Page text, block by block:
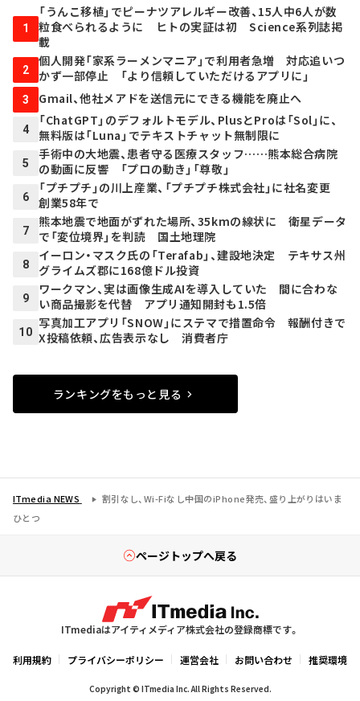
1
「うんこ移植」でピーナツアレルギー改善、15人中6人が数
粒食べられるように ヒトの実証は初 Science系列誌掲
載
2
個人開発「家系ラーメンマニア」で利用者急増 対応追いつ
かず一部停止 「より信頼していただけるアプリに」
3 Gmail、他社メアドを送信元にできる機能を廃止へ
4
「ChatGPT」のデフォルトモデル、PlusとProは「Sol」に、
無料版は「Luna」でテキストチャット無制限に
5
手術中の大地震、患者守る医療スタッフ……熊本総合病院
の動画に反響 「プロの動き」「尊敬」
6
「プチプチ」の川上産業、「プチプチ株式会社」に社名変更
創業58年で
7
熊本地震で地面がずれた場所、35kmの線状に 衛星データ
で「変位境界」を判読 国土地理院
8
イーロン・マスク氏の「Terafab」、建設地決定 テキサス州
グライムズ郡に168億ドル投資
9
ワークマン、実は画像生成AIを導入していた 間に合わな
い商品撮影を代替 アプリ通知開封も1.5倍
10
写真加工アプリ「SNOW」にステマで措置命令 報酬付きで
X投稿依頼、広告表示なし 消費者庁
ランキングをもっと見る
ITmedia NEWS
割引なし、Wi-Fiなし――中国のiPhone発売、盛り上がりはいま
ひとつ
ページトップへ戻る
ITmediaはアイティメディア株式会社の登録商標です。
利用規約 プライバシーポリシー 運営会社 お問い合わせ 推奨環境
Copyright © ITmedia Inc. All Rights Reserved.